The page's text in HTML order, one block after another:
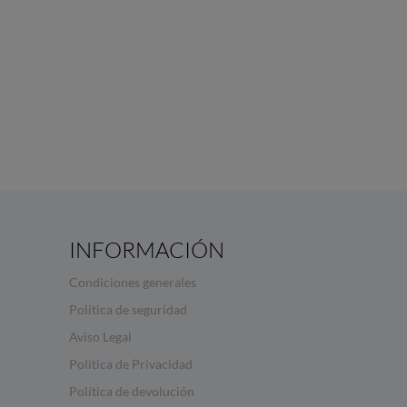
INFORMACIÓN
Condiciones generales
Política de seguridad
Aviso Legal
Política de Privacidad
Política de devolución